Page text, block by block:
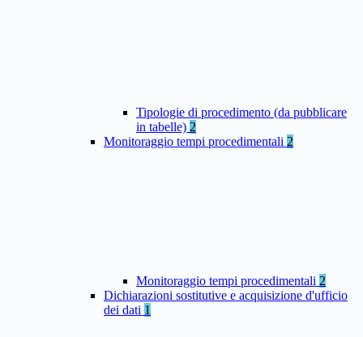
Tipologie di procedimento (da pubblicare
in tabelle) 2
Monitoraggio tempi procedimentali 2
Monitoraggio tempi procedimentali 2
Dichiarazioni sostitutive e acquisizione d'ufficio
dei dati 1